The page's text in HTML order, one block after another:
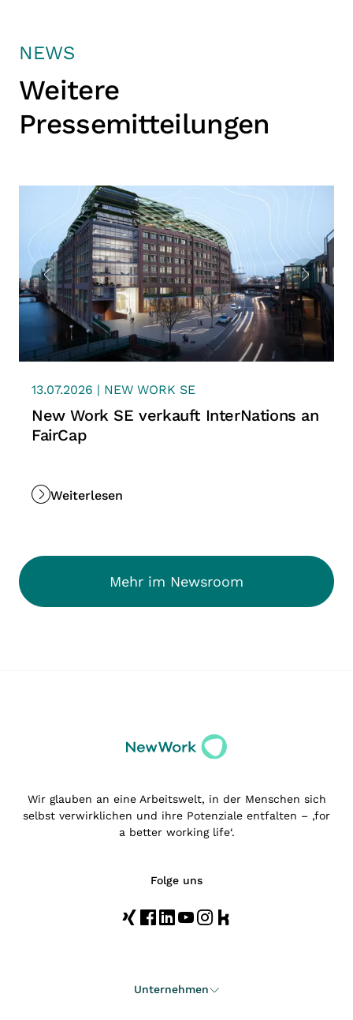
NEWS
Weitere
Pressemitteilungen
13.07.2026 | NEW WORK SE
New Work SE verkauft InterNations an
FairCap
Weiterlesen
Mehr im Newsroom
Wir glauben an eine Arbeitswelt, in der Menschen sich
selbst verwirklichen und ihre Potenziale entfalten – ‚for
a better working life‘.
Folge uns
Unternehmen